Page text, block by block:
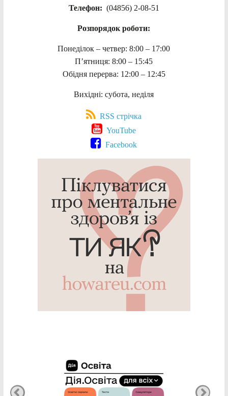
Телефон: (04856) 2-08-51
Розпорядок роботи:
Понеділок – четвер: 8:00 – 17:00
П’ятниця: 8:00 – 15:45
Обідня перерва: 12:00 – 12:45
Вихідні: субота, неділя
RSS стрічка
YouTube
Facebook